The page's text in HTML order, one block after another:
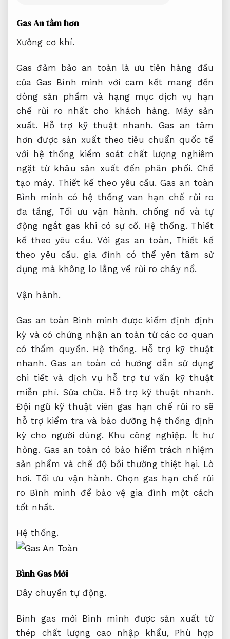
Gas An tâm hơn
Xưởng cơ khí.
Gas đảm bảo an toàn là ưu tiên hàng đầu
của Gas Bình minh với cam kết mang đến
dòng sản phẩm và hạng mục dịch vụ hạn
chế rủi ro nhất cho khách hàng. Máy sản
xuất.
Hỗ trợ kỹ thuật nhanh. Gas an tâm
hơn được sản xuất theo tiêu chuẩn quốc tế
với hệ thống kiểm soát chất lượng nghiêm
ngặt từ khâu sản xuất đến phân phối. Chế
tạo máy. Thiết kế theo yêu cầu. Gas an toàn
Bình minh có hệ thống van hạn chế rủi ro
đa tầng, Tối ưu vận hành. chống nổ và tự
động ngắt gas khi có sự cố. Hệ thống. Thiết
kế theo yêu cầu. Với gas an toàn, Thiết kế
theo yêu cầu. gia đình có thể yên tâm sử
dụng mà không lo lắng về rủi ro cháy nổ.
Vận hành.
Gas an toàn Bình minh được kiểm định định
kỳ và có chứng nhận an toàn từ các cơ quan
có thẩm quyền. Hệ thống. Hỗ trợ kỹ thuật
nhanh. Gas an toàn có hướng dẫn sử dụng
chi tiết và dịch vụ hỗ trợ tư vấn kỹ thuật
miễn phí. Sửa chữa. Hỗ trợ kỹ thuật nhanh.
Đội ngũ kỹ thuật viên gas hạn chế rủi ro sẽ
hỗ trợ kiểm tra và bảo dưỡng hệ thống định
kỳ cho người dùng. Khu công nghiệp. Ít hư
hỏng. Gas an toàn có bảo hiểm trách nhiệm
sản phẩm và chế độ bồi thường thiệt hại. Lò
hơi. Tối ưu vận hành. Chọn gas hạn chế rủi
ro Bình minh để bảo vệ gia đình một cách
tốt nhất.
Hệ thống.
Bình Gas Mới
Dây chuyền tự động.
Bình gas mới Bình minh được sản xuất từ
thép chất lượng cao nhập khẩu, Phù hợp